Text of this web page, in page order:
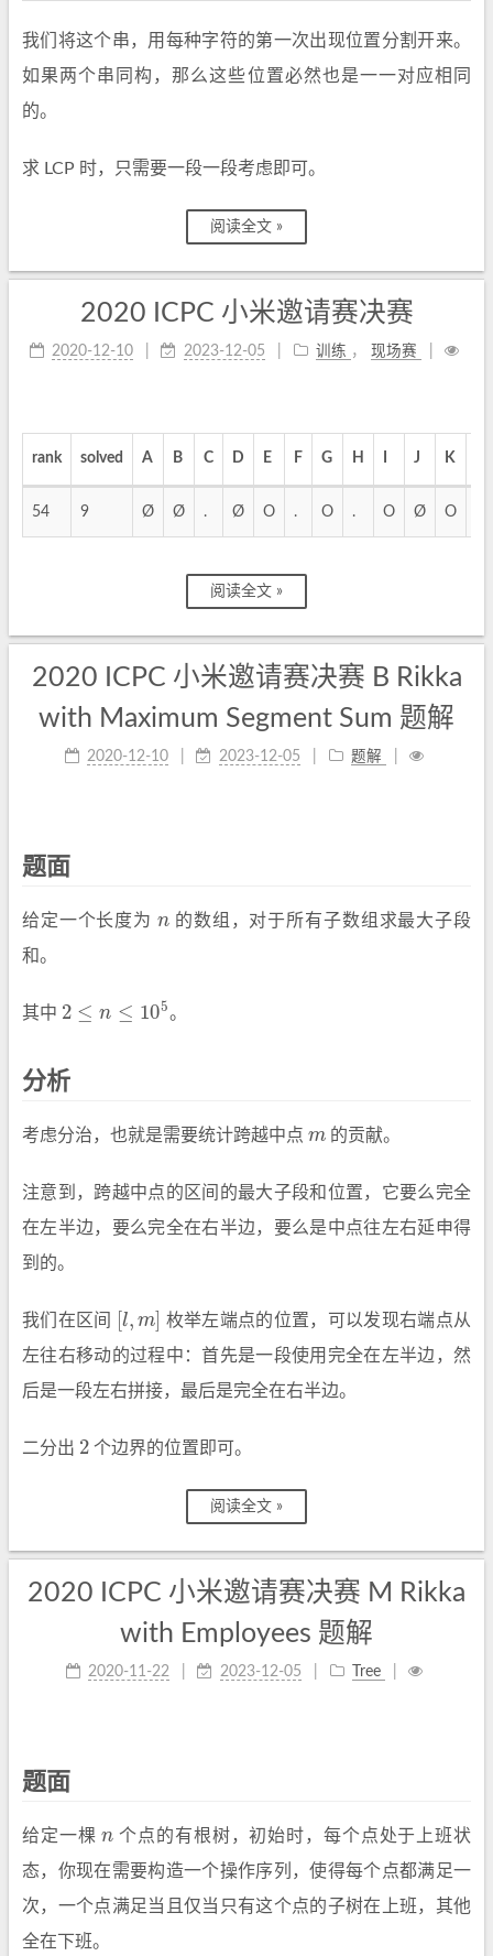
我们将这个串，用每种字符的第一次出现位置分割开来。
如果两个串同构，那么这些位置必然也是一一对应相同
的。
求 LCP 时，只需要一段一段考虑即可。
阅读全文 »
2020 ICPC 小米邀请赛决赛
2020-12-10 2023-12-05 训练 ， 现场赛
rank solved A B C D E F G H J K
54 9 Ø Ø . Ø O . O . O Ø O
阅读全文 »
2020 ICPC 小米邀请赛决赛 B Rikka
with Maximum Segment Sum 题解
2020-12-10 2023-12-05 题解
题面
给定一个长度为 n
n 的数组，对于所有子数组求最大子段
和。
其中 2 ≤ n ≤ 105
2 ≤n ≤105 。
分析
考虑分治，也就是需要统计跨越中点 m
m 的贡献。
注意到，跨越中点的区间的最大子段和位置，它要么完全
在左半边，要么完全在右半边，要么是中点往左右延申得
到的。
我们在区间 [l, m]
[l,m]
枚举左端点的位置，可以发现右端点从
左往右移动的过程中：首先是一段使用完全在左半边，然
后是一段左右拼接，最后是完全在右半边。
二分出 2
2 个边界的位置即可。
阅读全文 »
2020 ICPC 小米邀请赛决赛 M Rikka
with Employees 题解
2020-11-22 2023-12-05 Tree
题面
给定一棵n
n 个点的有根树，初始时，每个点处于上班状
态，你现在需要构造一个操作序列，使得每个点都满足一
次，一个点满足当且仅当只有这个点的子树在上班，其他
全在下班。